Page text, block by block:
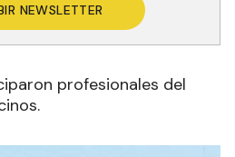
NEWSLETTER
profesionales del